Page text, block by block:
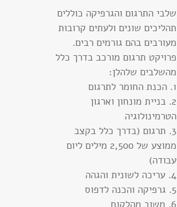
שלבי התרגום והגרפיקה כוללים
תהליכים שונים ולעתים קרובות
מעורבים בהם גורמים רבים.
פרויקט תרגום מורכב בדרך כלל
מהשלבים שלהלן:
1. הכנת החומר לתרגום
2. בניית מונחון וארגון
הטרמינולוגיה
3. תרגום (בדרך כלל בקצב
ממוצע של 2,500 מילים ליום
עבודה)
4. עריכה לשונית והגהה
5. גרפיקה והכנה לדפוס